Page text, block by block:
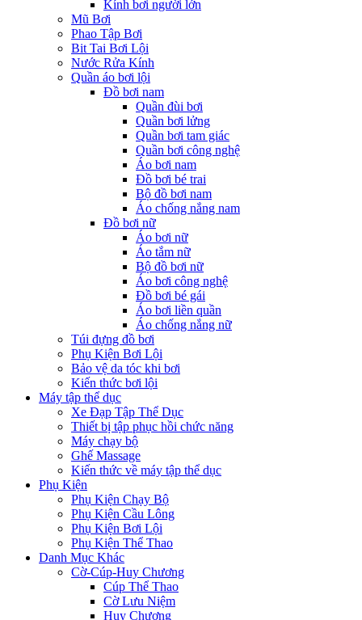
Kính bơi người lớn
Mũ Bơi
Phao Tập Bơi
Bit Tai Bơi Lội
Nước Rửa Kính
Quần áo bơi lội
Đồ bơi nam
Quần đùi bơi
Quần bơi lửng
Quần bơi tam giác
Quần bơi công nghệ
Áo bơi nam
Đồ bơi bé trai
Bộ đồ bơi nam
Áo chống nắng nam
Đồ bơi nữ
Áo bơi nữ
Áo tắm nữ
Bộ đồ bơi nữ
Áo bơi công nghệ
Đồ bơi bé gái
Áo bơi liền quần
Áo chống nắng nữ
Túi đựng đồ bơi
Phụ Kiện Bơi Lội
Bảo vệ da tóc khi bơi
Kiến thức bơi lội
Máy tập thể dục
Xe Đạp Tập Thể Dục
Thiết bị tập phục hồi chức năng
Máy chạy bộ
Ghế Massage
Kiến thức về máy tập thể dục
Phụ Kiện
Phụ Kiện Chạy Bộ
Phụ Kiện Cầu Lông
Phụ Kiện Bơi Lội
Phụ Kiện Thể Thao
Danh Mục Khác
Cờ-Cúp-Huy Chương
Cúp Thể Thao
Cờ Lưu Niệm
Huy Chương